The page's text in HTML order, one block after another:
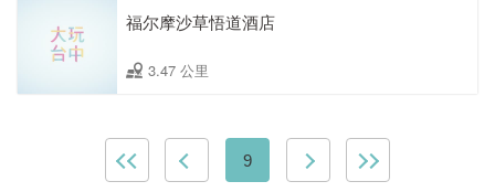
福尔摩沙草悟道酒店
3.47 公里
9